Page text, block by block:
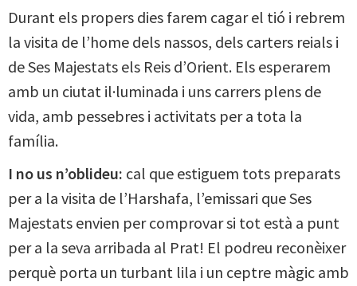
Durant els propers dies farem cagar el tió i rebrem
la visita de l’home dels nassos, dels carters reials i
de Ses Majestats els Reis d’Orient. Els esperarem
amb un ciutat il·luminada i uns carrers plens de
vida, amb pessebres i activitats per a tota la
família.
I no us n’oblideu: cal que estiguem tots preparats
per a la visita de l’Harshafa, l’emissari que Ses
Majestats envien per comprovar si tot està a punt
per a la seva arribada al Prat! El podreu reconèixer
perquè porta un turbant lila i un ceptre màgic amb